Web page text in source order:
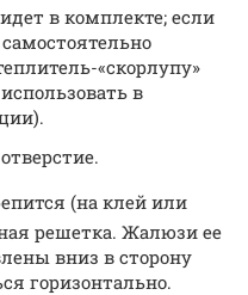
в комплекте; если
«скорлупу»
в
(на клей или
решетка. Жалюзи ее
вниз в сторону
горизонтально.